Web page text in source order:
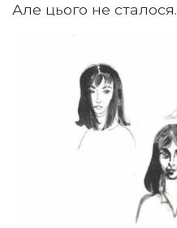
Але цього не сталося.